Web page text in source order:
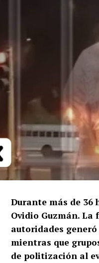
Durante más de 36
Ovidio Guzmán.
autoridades
mientras que
de politización al